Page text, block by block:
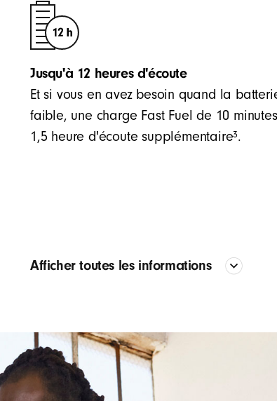
Jusqu'à 12 heures d'écoute
Et si vous en avez besoin quand la
faible, une charge Fast Fuel de 10
1,5 heure d'écoute supplémentaire3.
Afficher toutes les informations